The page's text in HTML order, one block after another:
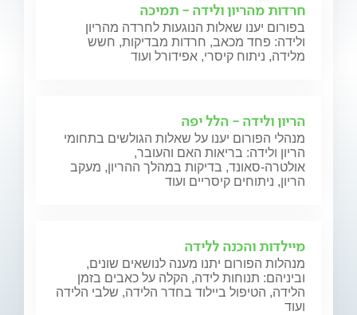
חרדות מהריון ולידה - תמיכה
בפורום יענו שאלות הנוגעות לחרדה מהריון
ולידה: פחד מכאב, חרדות מבדיקות, חשש
מלידה, ניתוח קיסרי, אפידורל ועוד
הריון ולידה - הלל יפה
מנהלי הפורום יענו על שאלות הגולשים בתחומי
הריון ולידה: בריאות האם והעובר,
אולטרה-סאונד, בדיקות במהלך ההריון, מעקב
הריון, ניתוחים קיסריים ועוד
מיילדות והכנה ללידה
מנהלות הפורום יתנו מענה לנושאים שונים,
וביניהם: תנוחות לידה, הקלה על כאבים בזמן
הלידה, הטיפול ביילוד בחדר הלידה, שלבי הלידה
ועוד